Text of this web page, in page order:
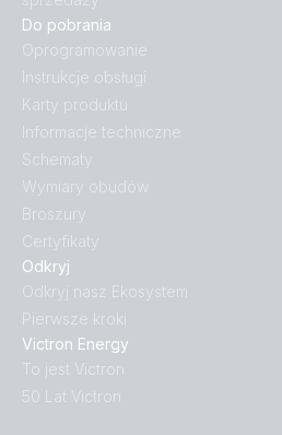
Odkryj
Odkryj nasz Ekosystem
Pierwsze kroki
Victron Energy
To jest Victron
50 Lat Victron
Do pobrania
Oprogramowanie
Instrukcje obsługi
Karty produktu
Informacje techniczne
Schematy
Wymiary obudów
Broszury
Certyfikaty